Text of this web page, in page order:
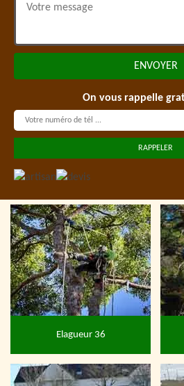
On vous rappelle
Elagueur 36